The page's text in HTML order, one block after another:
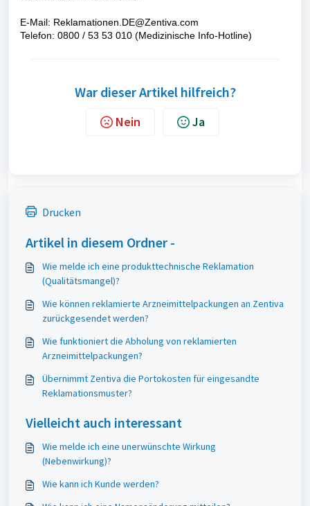
E-Mail: Reklamationen.DE@Zentiva.com
Telefon: 0800 / 53 53 010 (Medizinische Info-Hotline)
War dieser Artikel hilfreich?
Nein Ja
Drucken
Artikel in diesem Ordner -
Wie melde ich eine produkttechnische Reklamation
(Qualitätsmangel)?
Wie können reklamierte Arzneimittelpackungen an Zentiva
zurückgesendet werden?
Wie funktioniert die Abholung von reklamierten
Arzneimittelpackungen?
Übernimmt Zentiva die Portokosten für eingesandte
Reklamationsmuster?
Vielleicht auch interessant
Wie melde ich eine unerwünschte Wirkung
(Nebenwirkung)?
Wie kann ich Kunde werden?